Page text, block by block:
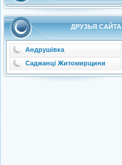
ДРУЗЬЯ САЙТА
Андрушівка
Саджанці Житомирщини